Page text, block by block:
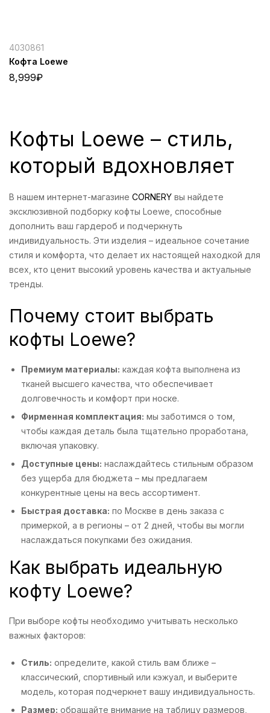
4030861
Кофта Loewe
8,999₽
Кофты Loewe – стиль,
который вдохновляет
В нашем интернет-магазине CORNERY вы найдете
эксклюзивной подборку кофты Loewe, способные
дополнить ваш гардероб и подчеркнуть
индивидуальность. Эти изделия – идеальное сочетание
стиля и комфорта, что делает их настоящей находкой для
всех, кто ценит высокий уровень качества и актуальные
тренды.
Почему стоит выбрать
кофты Loewe?
Премиум материалы: каждая кофта выполнена из
тканей высшего качества, что обеспечивает
долговечность и комфорт при носке.
Фирменная комплектация: мы заботимся о том,
чтобы каждая деталь была тщательно проработана,
включая упаковку.
Доступные цены: наслаждайтесь стильным образом
без ущерба для бюджета – мы предлагаем
конкурентные цены на весь ассортимент.
Быстрая доставка: по Москве в день заказа с
примеркой, а в регионы – от 2 дней, чтобы вы могли
наслаждаться покупками без ожидания.
Как выбрать идеальную
кофту Loewe?
При выборе кофты необходимо учитывать несколько
важных факторов:
Стиль: определите, какой стиль вам ближе –
классический, спортивный или кэжуал, и выберите
модель, которая подчеркнет вашу индивидуальность.
Размер: обращайте внимание на таблицу размеров,